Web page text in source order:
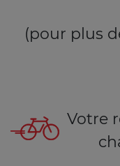
(pour plus
Votre